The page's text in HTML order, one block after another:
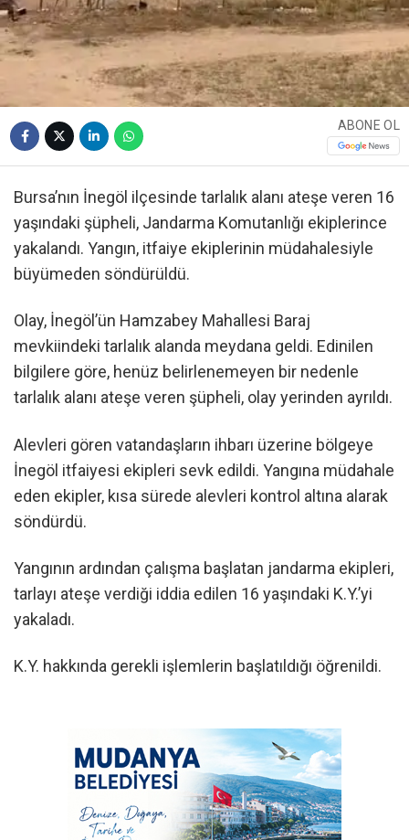
ABONE OL
Bursa’nın İnegöl ilçesinde tarlalık alanı ateşe veren 16
yaşındaki şüpheli, Jandarma Komutanlığı ekiplerince
yakalandı. Yangın, itfaiye ekiplerinin müdahalesiyle
büyümeden söndürüldü.
Olay, İnegöl’ün Hamzabey Mahallesi Baraj
mevkiindeki tarlalık alanda meydana geldi. Edinilen
bilgilere göre, henüz belirlenemeyen bir nedenle
tarlalık alanı ateşe veren şüpheli, olay yerinden ayrıldı.
Alevleri gören vatandaşların ihbarı üzerine bölgeye
İnegöl itfaiyesi ekipleri sevk edildi. Yangına müdahale
eden ekipler, kısa sürede alevleri kontrol altına alarak
söndürdü.
Yangının ardından çalışma başlatan jandarma ekipleri,
tarlayı ateşe verdiği iddia edilen 16 yaşındaki K.Y.’yi
yakaladı.
K.Y. hakkında gerekli işlemlerin başlatıldığı öğrenildi.